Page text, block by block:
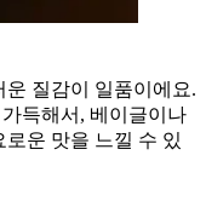
질감이 일품이에요.
득해서, 베이글이나
운 맛을 느낄 수 있